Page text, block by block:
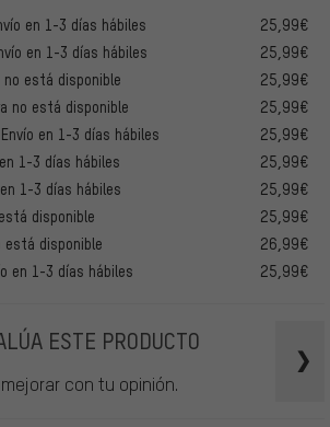
en 1-3 días hábiles
25,99€
en 1-3 días hábiles
25,99€
está disponible
25,99€
no está disponible
25,99€
en 1-3 días hábiles
25,99€
1-3 días hábiles
25,99€
1-3 días hábiles
25,99€
disponible
25,99€
está disponible
26,99€
en 1-3 días hábiles
25,99€
ESTE PRODUCTO
con tu opinión.